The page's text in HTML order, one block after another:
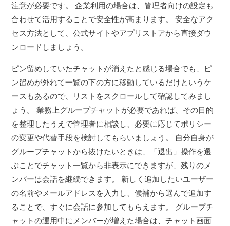
注意が必要です。 企業利用の場合は、管理者向けの設定も
合わせて活用することで安全性が高まります。 安全なアク
セス方法として、公式サイトやアプリストアから直接ダウ
ンロードしましょう。
ピン留めしていたチャットが消えたと感じる場合でも、ピ
ン留めが外れて一覧の下の方に移動しているだけというケ
ースもあるので、リストをスクロールして確認してみまし
ょう。 業務上グループチャットが必要であれば、その目的
を整理したうえで管理者に相談し、必要に応じてポリシー
の変更や代替手段を検討してもらいましょう。 自分自身が
グループチャットから抜けたいときは、「退出」操作を選
ぶことでチャット一覧から非表示にできますが、残りのメ
ンバーは会話を継続できます。 新しく追加したいユーザー
の名前やメールアドレスを入力し、候補から選んで追加す
ることで、すぐに会話に参加してもらえます。 グループチ
ャットの運用中にメンバーが増えた場合は、チャット画面